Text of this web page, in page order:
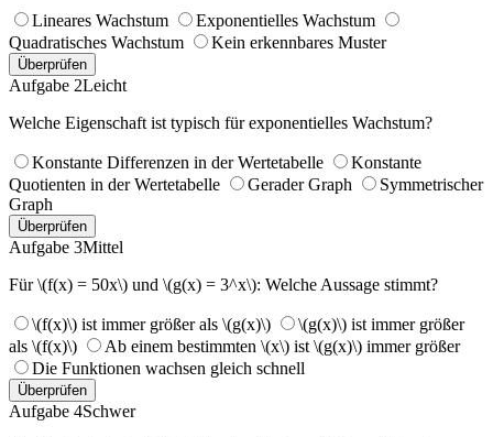
Lineares Wachstum
Exponentielles Wachstum
Quadratisches Wachstum
Kein erkennbares Muster
Überprüfen
Aufgabe 2Leicht
Welche Eigenschaft ist typisch für exponentielles Wachstum?
Konstante Differenzen in der Wertetabelle
Konstante
Quotienten in der Wertetabelle
Gerader Graph
Symmetrischer
Graph
Überprüfen
Aufgabe 3Mittel
Für \(f(x) = 50x\) und \(g(x) = 3^x\): Welche Aussage stimmt?
\(f(x)\) ist immer größer als \(g(x)\)
\(g(x)\) ist immer größer
als \(f(x)\)
Ab einem bestimmten \(x\) ist \(g(x)\) immer größer
Die Funktionen wachsen gleich schnell
Überprüfen
Aufgabe 4Schwer